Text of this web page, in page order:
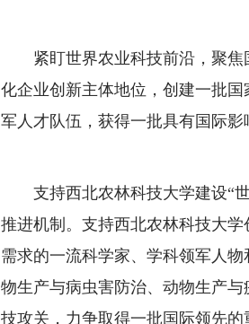
紧盯世界农业科技前沿，聚
化企业创新主体地位，创建一批
军人才队伍，获得一批具有国际
支持西北农林科技大学建设“
推进机制。支持西北农林科技大
需求的一流科学家、学科领军人
物生产与病虫害防治、动物生产
技攻关，力争取得一批国际领先的